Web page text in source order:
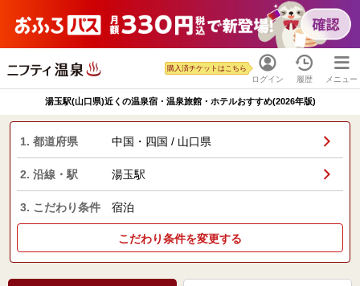
ログイン
購入済チケットはこちら
履歴 メニュー
湯玉駅(山口県)近くの温泉宿・温泉旅館・ホテルおすすめ(2026年版)
1. 都道府県 中国・四国 / 山口県
2. 沿線・駅 湯玉駅
3. こだわり条件 宿泊
こだわり条件を変更する